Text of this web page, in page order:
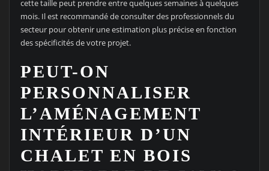
cette taille peut prendre entre quelques semaines à quelques
mois. Il est recommandé de consulter des professionnels du
secteur pour obtenir une estimation plus précise en fonction
des spécificités de votre projet.
PEUT-ON
PERSONNALISER
L’AMÉNAGEMENT
INTÉRIEUR D’UN
CHALET EN BOIS